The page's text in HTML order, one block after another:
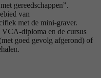
gereedschappen”.
van
met de mini-graver.
diploma en de cursus
goed gevolg afgerond) of